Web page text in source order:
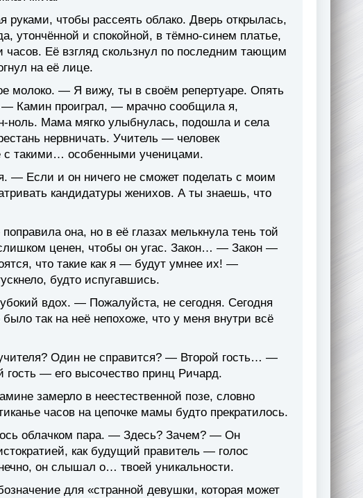
чтобы рассеять облако. Дверь открылась,
утончённой и спокойной, в тёмно-синем платье,
часов. Её взгляд скользнул по последним тающим
на её лице.
молоко. — Я вижу, ты в своём репертуаре. Опять
Камин проиграл, — мрачно сообщила я,
ноль. Мама мягко улыбнулась, подошла и села
нервничать. Учитель — человек
с такими… особенными ученицами.
Если и он ничего не сможет поделать с моим
кандидатуры женихов. А ты знаешь, что
она, но в её глазах мелькнула тень той
ценен, чтобы он угас. Закон… — Закон —
что такие как я — будут умнее их! —
будто испугавшись.
вдох. — Пожалуйста, не сегодня. Сегодня
так на неё непохоже, что у меня внутри всё
Один не справится? — Второй гость… —
— его высочество принц Ричард.
замерло в неестественной позе, словно
часов на цепочке мамы будто прекратилось.
облачком пара. — Здесь? Зачем? — Он
как будущий правитель — голос
он слышал о… твоей уникальности.
для «странной девушки, которая может